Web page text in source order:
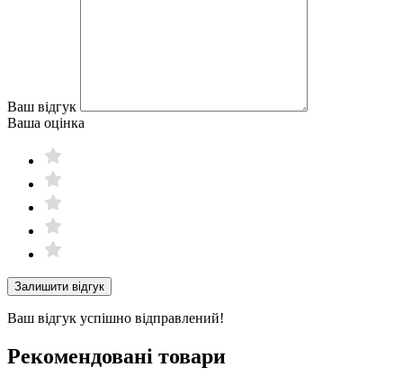
Ваш відгук
Ваша оцінка
Залишити відгук
Ваш відгук успішно відправлений!
Рекомендовані товари